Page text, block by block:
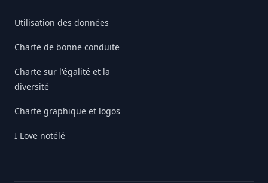
Utilisation des données
Charte de bonne conduite
Charte sur l'égalité et la
diversité
Charte graphique et logos
I Love notélé